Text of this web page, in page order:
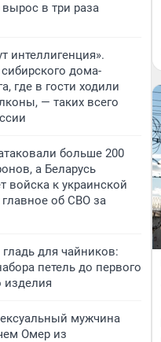
в три раза
интеллигенция».
дома-
где в гости ходили
— таких всего
больше 200
а Беларусь
войска к украинской
главное об СВО за
для чайников:
петель до первого
изделия
мужчина
Омер из